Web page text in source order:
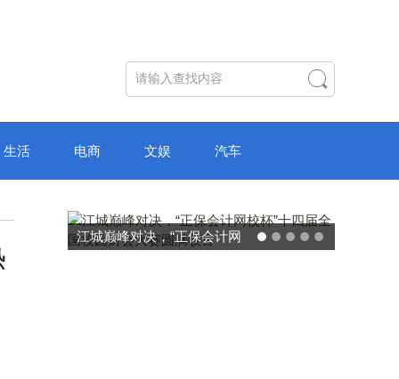
生活 电商 文娱 汽车
，“正保会计网
国校园财会大
破局“纸面教育”：理想树AI自